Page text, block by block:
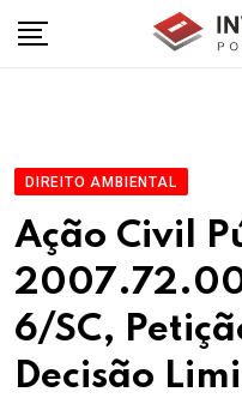
DIREITO AMBIENTAL
Ação Civil
6/SC,
Decisão